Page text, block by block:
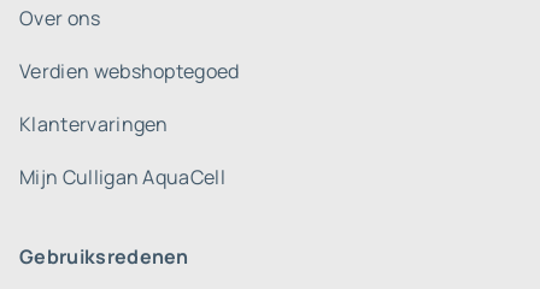
Over ons
Verdien webshoptegoed
Klantervaringen
Mijn Culligan AquaCell
Gebruiksredenen